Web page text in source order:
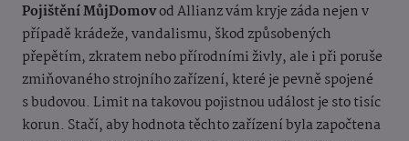
Pojištění MůjDomovod Allianz vám kryje záda nejen v
případě krádeže, vandalismu, škod způsobených
přepětím, zkratem nebo přírodními živly, ale i při poruše
zmiňovaného strojního zařízení, které je pevně spojené
s budovou. Limit na takovou pojistnou událost je sto tisíc
korun. Stačí, aby hodnota těchto zařízení byla započtena